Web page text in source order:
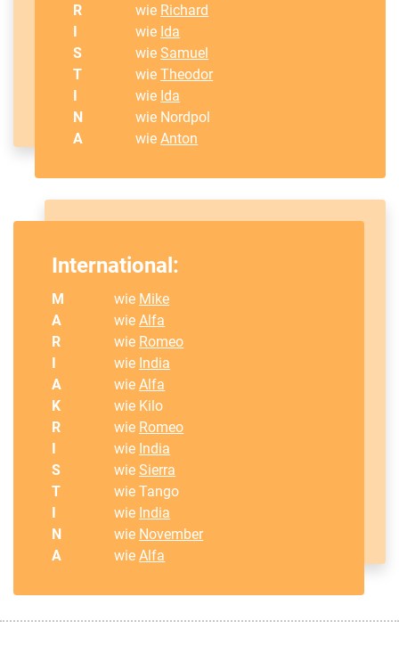
R
wie Richard
I
wie Ida
S
wieSamuel
T
wieTheodor
I
wie Ida
N
wie Nordpol
A
wieAnton
International:
M wie Mike
A
wieAlfa
R
wie Romeo
I
wie India
A
wieAlfa
K
wie Kilo
R
wie Romeo
I
wie India
S
wieSierra
T
wie Tango
I
wie India
N
wie November
A
wieAlfa